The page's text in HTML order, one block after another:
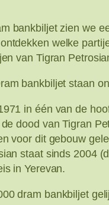
bankbiljet zien we
welke
van Tigran
bankbiljet staan
in één van de
dood van Tigran
voor dit gebouw
staat sinds 2004
in Yerevan.
dram bankbiljet